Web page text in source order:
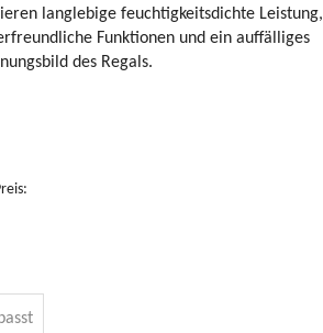
langlebige feuchtigkeitsdichte Leistung,
Funktionen und ein auffälliges
des Regals.